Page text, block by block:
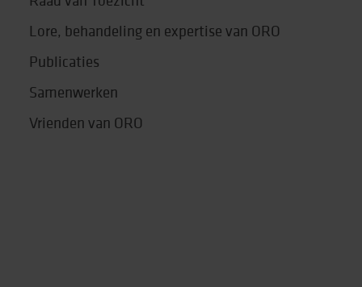
Lore, behandeling en expertise van ORO
Publicaties
Samenwerken
Vrienden van ORO